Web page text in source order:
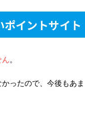
イントサイト
。
ったので、今後もあま